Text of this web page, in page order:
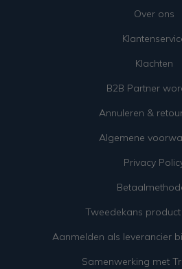
Over ons
Klachten
B2B Partner
Annuleren &
Algemene
Privacy
Tweedekans
Aanmelden als leverancier
Samenwerking met